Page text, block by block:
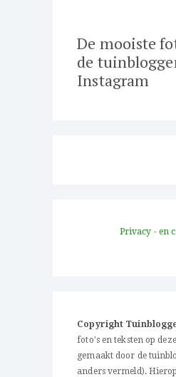
De mooiste
de
Instagram
Privacy - en
Copyright
foto's en teksten op
gemaakt door de
anders vermeld).